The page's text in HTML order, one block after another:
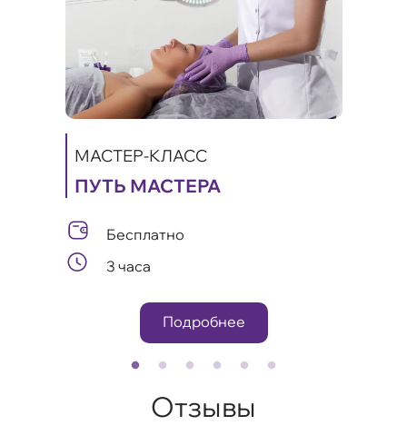
МАСТЕР-КЛАСС
ПУТЬ МАСТЕРА
Бесплатно
3 часа
Подробнее
Отзывы